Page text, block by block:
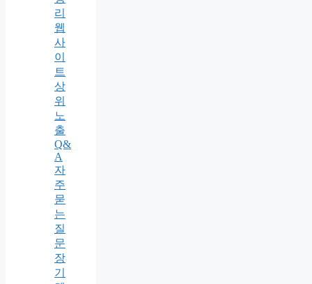
리
웹
사
이
트
상
위
노
출
Q&
A
자
주
묻
는
질
문
장
기